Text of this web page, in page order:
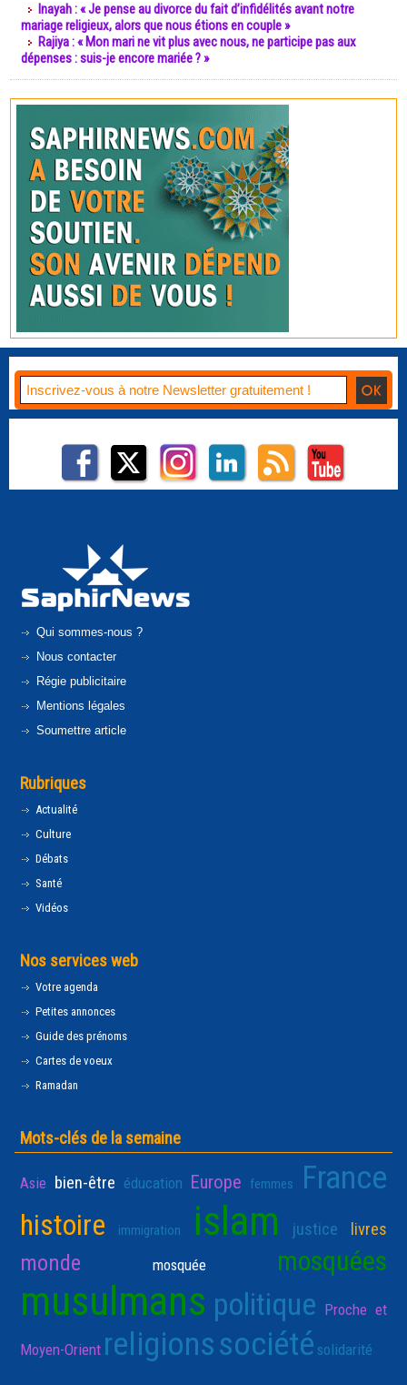
Inayah : « Je pense au divorce du fait d’infidélités avant notre
mariage religieux, alors que nous étions en couple »
Rajiya : « Mon mari ne vit plus avec nous, ne participe pas aux
dépenses : suis-je encore mariée ? »
Qui sommes-nous ?
Nous contacter
Régie publicitaire
Mentions légales
Soumettre article
Rubriques
Actualité
Culture
Débats
Santé
Vidéos
Nos services web
Votre agenda
Petites annonces
Guide des prénoms
Cartes de voeux
Ramadan
Mots-clés de la semaine
Asie bien-être éducation Europe femmes France
histoire immigration islam justice livres
monde mosquée mosquées
musulmans politique Proche et
Moyen-Orient religionssociété solidarité